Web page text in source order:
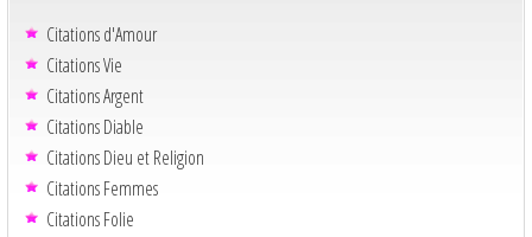
Citations d'Amour
Citations Vie
Citations Argent
Citations Diable
Citations Dieu et Religion
Citations Femmes
Citations Folie